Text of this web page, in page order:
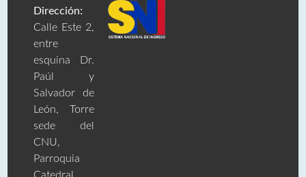
Dirección:
Calle Este 2,
entre
esquina Dr.
Paúl y
Salvador de
León, Torre
sede del
CNU,
Parroquia
Catedral,